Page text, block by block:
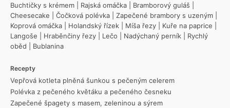
Buchtičky s krémem
Rajská omáčka Bramborový guláš
Cheesecake
Čočková polévka Zapečené brambory s uzeným
Koprová omáčka
Holandský řízek Míša řezy Kuře na paprice
Langoše
Hraběnčiny řezy Lečo Nadýchaný perník
Rychlý
oběd
Bublanina
Recepty
Vepřová kotleta plněná šunkou s pečeným celerem
Polévka z pečeného květáku a pečeného česneku
Zapečené špagety s masem, zeleninou a sýrem